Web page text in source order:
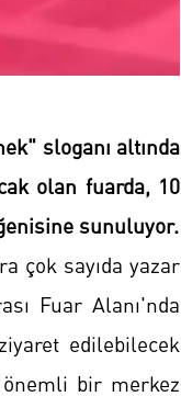
sloganı altında
olan fuarda, 10
sunuluyor.
çok sayıda yazar
Fuar Alanı'nda
edilebilecek
bir merkez